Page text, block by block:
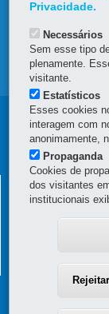
MAPA
Privacidade.
Necessários
Sem esse tipo
plenamente.
visitante.
Estatísticos
Esses cookies
interagem com
anonimamente,
Propaganda
Cookies de
dos visitantes
institucionais